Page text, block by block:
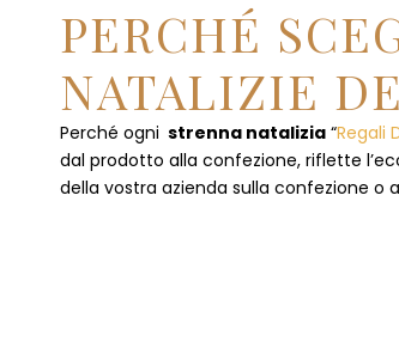
PERCHÉ
NATALIZIE
Perché ogni strenna natalizia “Regali
dal prodotto alla confezione, riflette
della vostra azienda sulla confezione o